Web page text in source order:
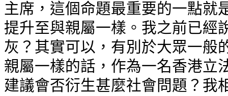
主席，這個命題最重要的一點就
提升至與親屬一樣。我之前已經
灰？其實可以，有別於大眾一般
親屬一樣的話，作為一名香港立
建議會否衍生甚麼社會問題？我